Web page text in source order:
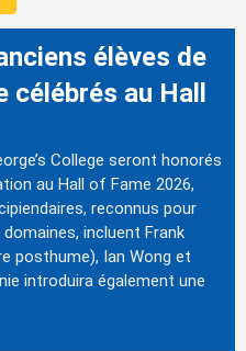
élèves de
célébrés au Hall
College seront honorés
au Hall of Fame 2026,
reconnus pour
incluent Frank
posthume), Ian Wong et
introduira également une